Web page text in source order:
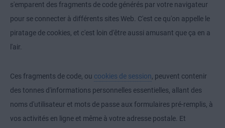
s'emparent des fragments de code générés par votre navigateur
pour se connecter à différents sites Web. C'est ce qu'on appelle le
piratage de cookies, et c'est loin d'être aussi amusant que ça en a
l'air.
Ces fragments de code, ou cookies de session, peuvent contenir
des tonnes d'informations personnelles essentielles, allant des
noms d'utilisateur et mots de passe aux formulaires pré-remplis, à
vos activités en ligne et même à votre adresse postale. Et